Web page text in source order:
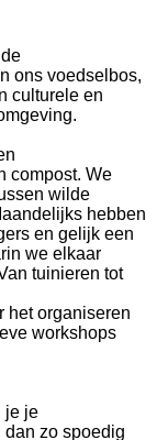
ons voedselbos,
culturele en
compost. We
wilde
hebben
en gelijk een
we elkaar
tuinieren tot
het organiseren
workshops
je je
zo spoedig